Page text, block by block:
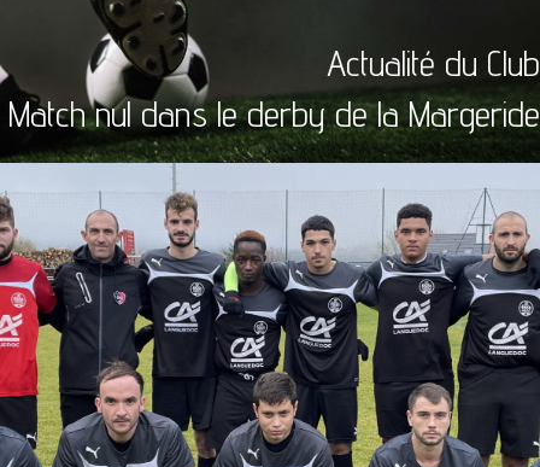
Actualité du Club
Match nul dans le derby de la Margeride